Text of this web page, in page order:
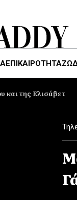
ΕΠΙΚΑΙΡΟΤΗΤΑ
και της Ελισάβετ